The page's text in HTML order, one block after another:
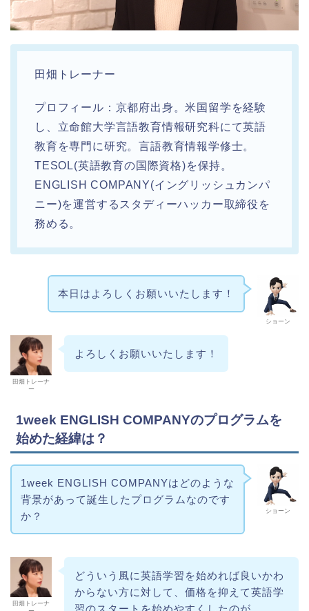
田畑トレーナー
プロフィール：京都府出身。米国留学を経験
し、立命館大学言語教育情報研究科にて英語
教育を専門に研究。言語教育情報学修士。
TESOL(英語教育の国際資格)を保持。
ENGLISH COMPANY(イングリッシュカンパ
ニー)を運営するスタディーハッカー取締役を
務める。
ショーン
本日はよろしくお願いいたします！
田畑トレーナ
ー
よろしくお願いいたします！
1week ENGLISH COMPANYのプログラムを
始めた経緯は？
ショーン
1week ENGLISH COMPANYはどのような
背景があって誕生したプログラムなのです
か？
田畑トレーナ
どういう風に英語学習を始めれば良いかわ
からない方に対して、価格を抑えて英語学
習のスタートを始めやすくしたのが